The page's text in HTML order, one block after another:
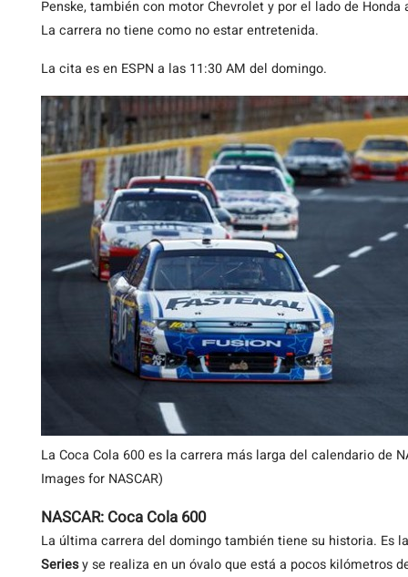
Penske, también con motor Chevrolet y por el lado de
La carrera no tiene como no estar entretenida.
La cita es en ESPN a las 11:30 AM del domingo.
La Coca Cola 600 es la carrera más larga del calendario de
Images for NASCAR)
NASCAR: Coca Cola 600
La última carrera del domingo también tiene su historia. Es
Seriesy se realiza en un óvalo que está a pocos kilómetros